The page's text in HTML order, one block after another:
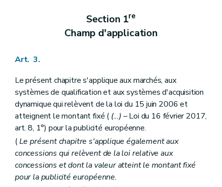
Section 1re
Champ d'application
Art. 3.
Le présent chapitre s'applique aux marchés, aux
systèmes de qualification et aux systèmes d'acquisition
dynamique qui relèvent de la loi du 15 juin 2006 et
atteignent le montant fixé ( (...) – Loi du 16 février 2017,
art. 8, 1°) pour la publicité européenne.
(Le présent chapitre s'applique également aux
concessions qui relèvent de la loi relative aux
concessions et dont la valeur atteint le montant fixé
pour la publicité européenne.